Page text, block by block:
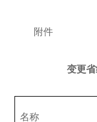
附件
变更
名称